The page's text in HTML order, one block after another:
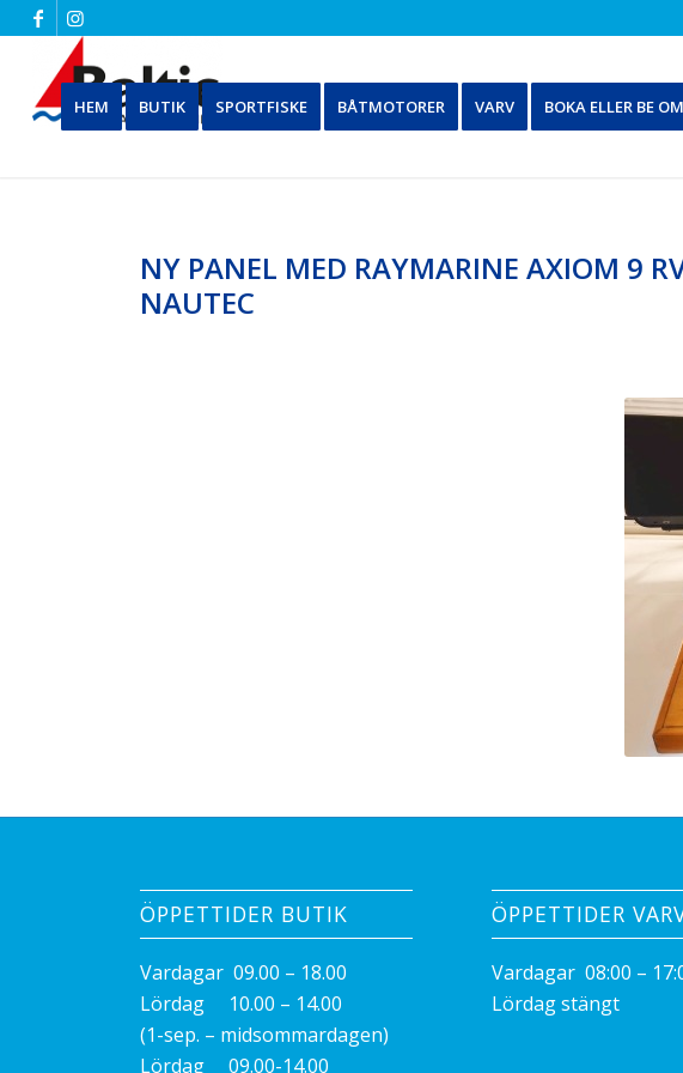
HEM BUTIK SPORTFISKE BÅTMOTORER VARV BOKA ELLER BE
NY PANEL MED RAYMARINE AXIOM 9
NAUTEC
ÖPPETTIDER BUTIK
Vardagar 09.00 – 18.00
Lördag 10.00 – 14.00
(1-sep. – midsommardagen)
Lördag 09.00-14.00
ÖPPETTIDER
Vardagar 08:00 –
Lördag stängt